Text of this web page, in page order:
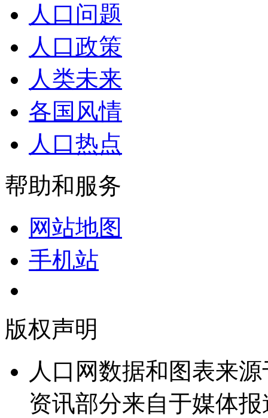
人口问题
人口政策
人类未来
各国风情
人口热点
帮助和服务
网站地图
手机站
版权声明
人口网数据和图表来
资讯部分来自于媒体